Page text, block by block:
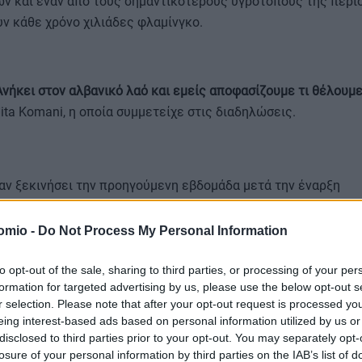
- Do Not Process My Personal Information
opt-out of the sale, sharing to third parties, or processing of your
for targeted advertising by us, please use the below opt-out
selection. Please note that after your opt-out request is processed
interest-based ads based on personal information utilized by us
to third parties prior to your opt-out. You may separately
of your personal information by third parties on the IAB’s list of
κάθε χρόνο χιλιάδες φλαμίνγκο.
στον αλβανικό λαό και εμείς αποφασίζουμε τι
Komani, η οποία συμμετείχε στις διαδηλώσεις.
ξεκινήσει την προηγούμενη εβδομάδα μετά την έναρξη
και την άφιξη βαρέων μηχανημάτων στην περιοχή του
η περιβαλλοντική νομοθεσία
της Αλβανίας υπερασπίζεται την επένδυση, ενώ οι
ότι το έργο θα υλοποιηθεί με γνώμονα τη «υπεύθυνη
της περιοχής.